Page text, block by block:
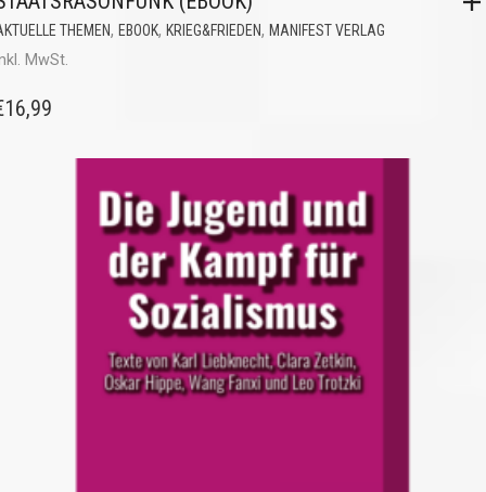
THEMEN, EBOOK, KRIEG&FRIEDEN, MANIFEST VERLAG
MwSt.
16,99